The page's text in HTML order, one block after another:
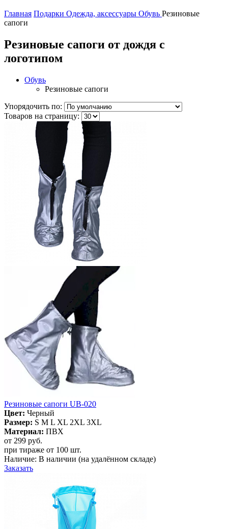
Главная Подарки Одежда, аксессуары Обувь Резиновые
сапоги
Резиновые сапоги от дождя с
логотипом
Обувь
Резиновые сапоги
Упорядочить по:
Товаров на страницу:
Резиновые сапоги UB-020
Цвет: Черный
Размер: S M L XL 2XL 3XL
Материал: ПВХ
от 299 руб.
при тираже от 100 шт.
Наличие: В наличии (на удалённом складе)
Заказать